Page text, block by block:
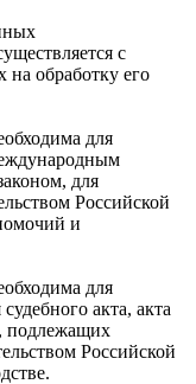
с
на обработку его
для
для
Российской
и
для
акта, акта
подлежащих
Российской